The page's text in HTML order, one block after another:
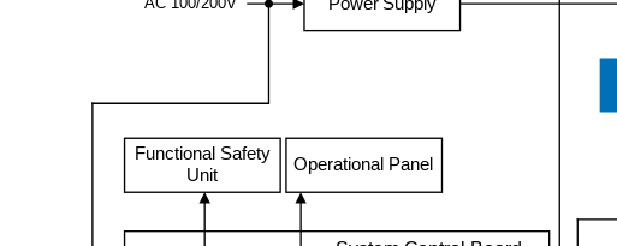
Functional Safety
Unit
Operational Panel